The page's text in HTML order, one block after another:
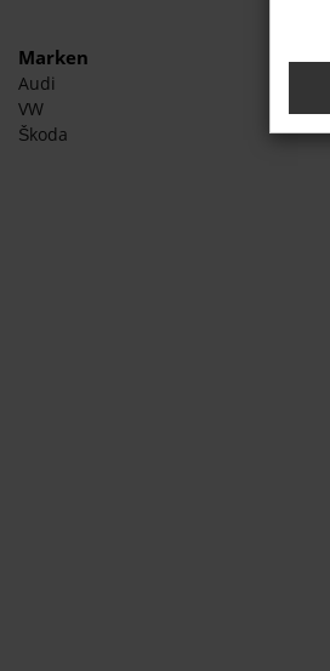
Marken
Audi
VW
Škoda